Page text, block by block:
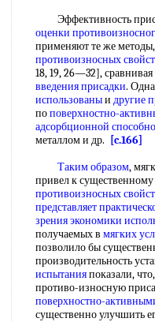
Эффективность
оценки
применяют те же
противоизносных
18, 19, 26—32], сравнивая
введения присадки.
использованыи другие
поповерхностно-
адсорбционной
металлом и др.
[c.166]
Таким образом,
привел к
противоизносных
представляет
зренияэкономики
получаемых в мягких
позволило бы
производительность
испытанияпоказали,
противо-износную
поверхностно-
существенно улучшить